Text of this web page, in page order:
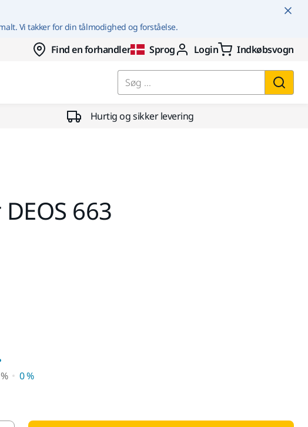
Vi takker for din tålmodighed og forståelse.
Find en forhandler Sprog Login Indkøbsvogn
Søg ...
Hurtig og sikker levering
663
0 %